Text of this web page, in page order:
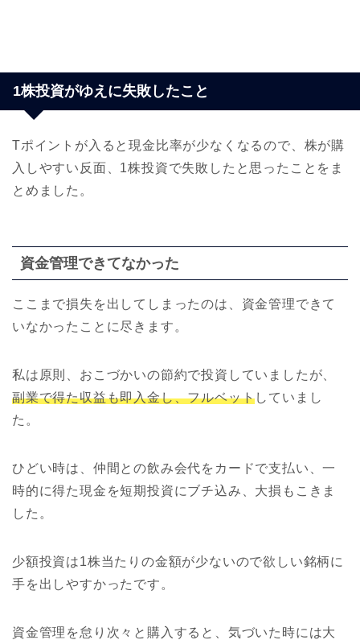
1株投資がゆえに失敗したこと
Tポイントが入ると現金比率が少なくなるので、株が購
入しやすい反面、1株投資で失敗したと思ったことをま
とめました。
資金管理できてなかった
ここまで損失を出してしまったのは、資金管理できて
いなかったことに尽きます。
私は原則、おこづかいの節約で投資していましたが、
副業で得た収益も即入金し、フルベットしていまし
た。
ひどい時は、仲間との飲み会代をカードで支払い、一
時的に得た現金を短期投資にブチ込み、大損もこきま
した。
少額投資は1株当たりの金額が少ないので欲しい銘柄に
手を出しやすかったです。
資金管理を怠り次々と購入すると、気づいた時には大